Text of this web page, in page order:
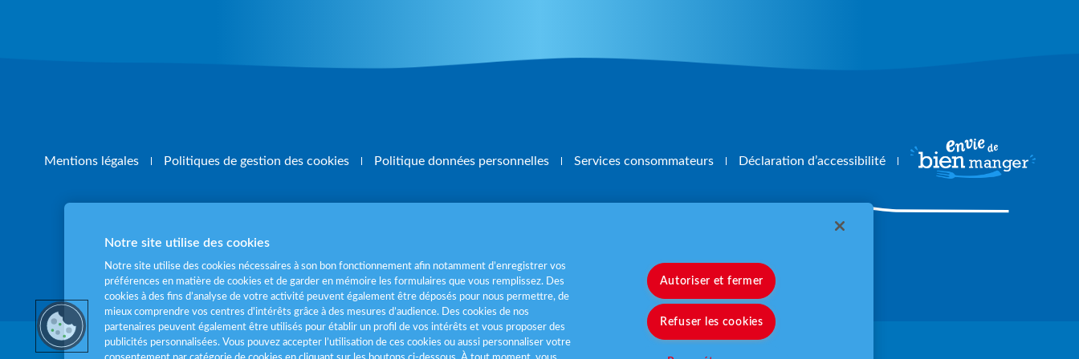
Mentions légales Politiques de gestion des cookies Politique données personnelles Services consommateurs Déclaration d’accessibilité
Pour votre santé, mangez 5 fruits et légumes par jourwww.mangerbouger.fr
Notre site utilise des cookies
Notre site utilise des cookies nécessaires à son bon fonctionnement afin notamment d’enregistrer vos
préférences en matière de cookies et de garder en mémoire les formulaires que vous remplissez. Des
cookies à des fins d’analyse de votre activité peuvent également être déposés pour nous permettre, de
mieux comprendre vos centres d'intérêts grâce à des mesures d’audience. Des cookies de nos
partenaires peuvent également être utilisés pour établir un profil de vos intérêts et vous proposer des
publicités personnalisées. Vous pouvez accepter l’utilisation de ces cookies ou aussi personnaliser votre
Autoriser et fermer
Refuser les cookies